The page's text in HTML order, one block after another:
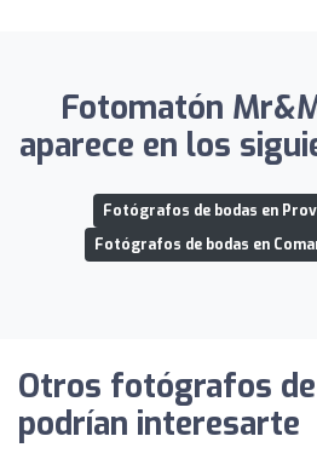
Fotomatón
aparece en los
Fotógrafos de bodas en
Fotógrafos de bodas en
Otros fotógrafos
podrían interesarte